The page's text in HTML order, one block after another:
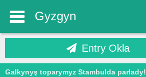
Gyzgyn
Entry Okla
Galkynyş toparymyz Stambulda parlady!